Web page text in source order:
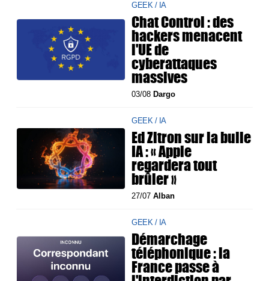
GEEK / IA
Chat Control : des
hackers menacent
l'UE de
cyberattaques
massives
03/08 Dargo
GEEK / IA
Ed Zitron sur la bulle
IA : « Apple
regardera tout
brûler »
27/07Alban
GEEK / IA
Démarchage
téléphonique : la
France passe à